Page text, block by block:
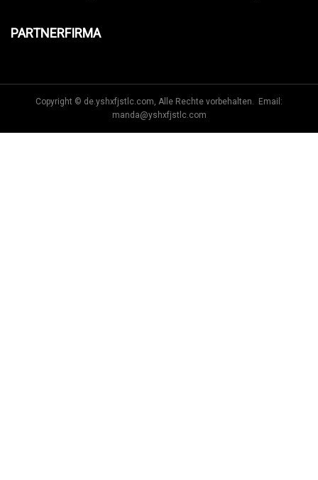
PARTNERFIRMA
Copyright © de.yshxfjstlc.com, Alle Rechte vorbehalten. Email:
manda@yshxfjstlc.com